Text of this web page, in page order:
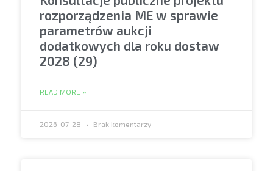
rozporządzenia ME w sprawie
parametrów aukcji
dodatkowych dla roku dostaw
2028 (29)
READ MORE »
2026-07-28 Brak komentarzy